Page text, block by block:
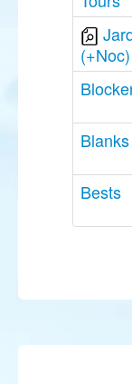
(+Noc)
Blanks
Bests